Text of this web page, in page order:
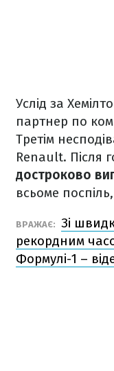
Услід за
партнер по
Третім
Renault. Після
достроково
всьоме
ВРАЖАЄ: Зі
рекордним
Формулі-1 –